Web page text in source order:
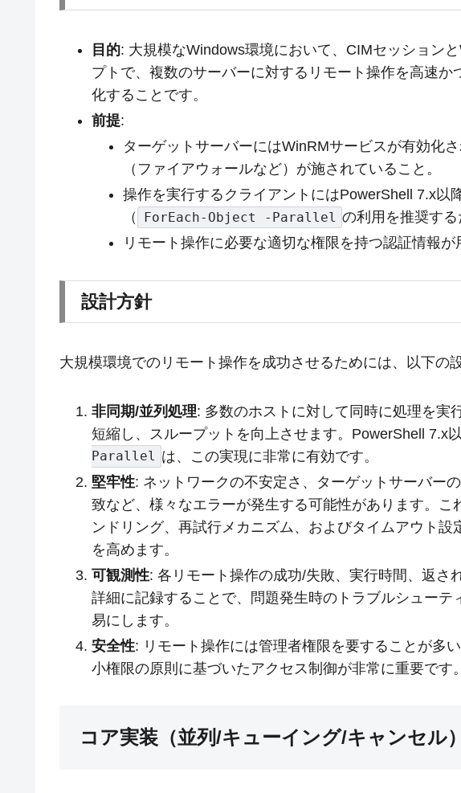
目的: 大規模なWindows環境において、CIMセッション
プトで、複数のサーバーに対するリモート操作を高速
化することです。
前提:
ターゲットサーバーにはWinRMサービスが有効化
（ファイアウォールなど）が施されていること。
操作を実行するクライアントにはPowerShell 7.x以
（
ForEach-Object -Parallel の利用を推奨する
リモート操作に必要な適切な権限を持つ認証情報が
設計方針
大規模環境でのリモート操作を成功させるためには、以下の
非同期/並列処理: 多数のホストに対して同時に処理を実
短縮し、スループットを向上させます。PowerShell 7.x
Parallel は、この実現に非常に有効です。
堅牢性: ネットワークの不安定さ、ターゲットサーバー
致など、様々なエラーが発生する可能性があります。
ンドリング、再試行メカニズム、およびタイムアウト
を高めます。
可観測性: 各リモート操作の成功/失敗、実行時間、返さ
詳細に記録することで、問題発生時のトラブルシュー
易にします。
安全性: リモート操作には管理者権限を要することが多
小権限の原則に基づいたアクセス制御が非常に重要です。
コア実装（並列/キューイング/キャンセル）